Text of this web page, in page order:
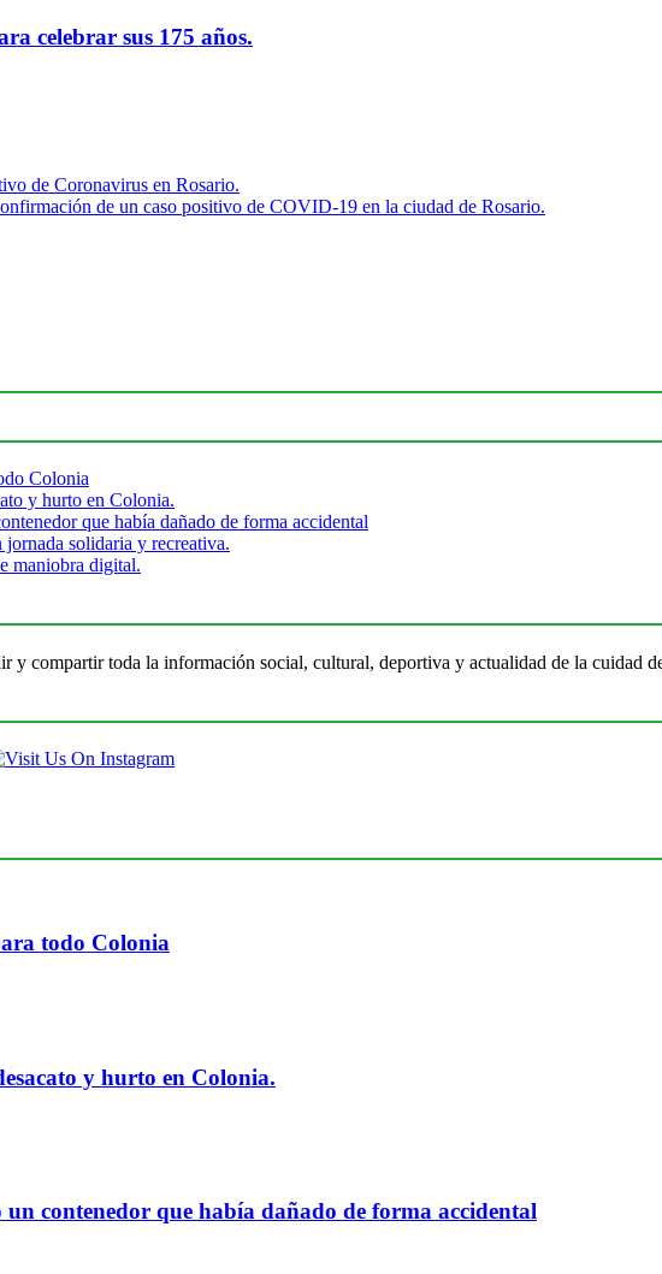
celebrar sus 175 años.
de Coronavirus en Rosario.
de un caso positivo de COVID-19 en la ciudad de Rosario.
Colonia
y hurto en Colonia.
que había dañado de forma accidental
solidaria y recreativa.
maniobra digital.
y compartir toda la información social, cultural, deportiva y actualidad de la cuidad
todo Colonia
y hurto en Colonia.
un contenedor que había dañado de forma accidental